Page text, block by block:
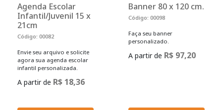
Agenda Escolar
Infantil/Juvenil 15 x
21cm
Código: 00082
Envie seu arquivo e solicite
agora sua agenda escolar
infantil personalizada.
A partir de R$ 18,36
Banner 80 x 120 cm.
Código: 00098
Faça seu banner
personalizado.
A partir de R$ 97,20